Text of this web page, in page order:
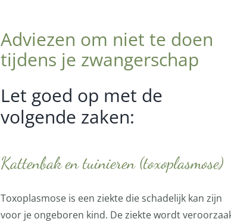
Adviezen om niet te doen
tijdens je zwangerschap
Let goed op met de
volgende zaken:
Kattenbak en tuinieren (toxoplasmose)
Toxoplasmose is een ziekte die schadelijk kan zijn
voor je ongeboren kind. De ziekte wordt